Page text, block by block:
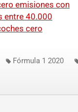
emisiones con
entre 40.000
cero
Fórmula 1 2020